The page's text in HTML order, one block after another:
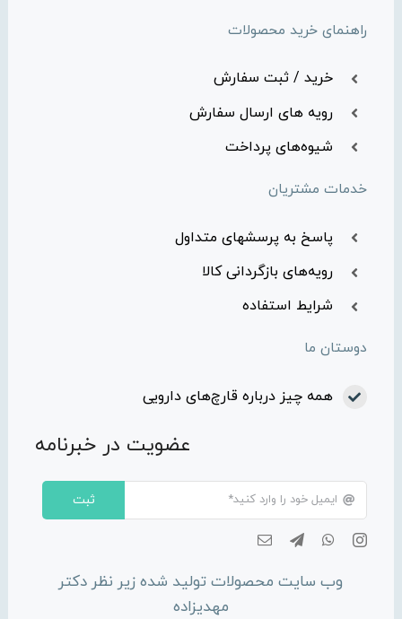
راهنمای خرید محصولات
خرید / ثبت سفارش
رویه های ارسال سفارش
شیوه‌های پرداخت
خدمات مشتریان
پاسخ به پرسشهای متداول
رویه‌های بازگردانی کالا
شرایط استفاده
دوستان ما
همه چیز درباره قارچ‌های دارویی
عضویت در خبرنامه
ثبت
وب سایت محصولات تولید شده زیر نظر دکتر
مهدیزاده